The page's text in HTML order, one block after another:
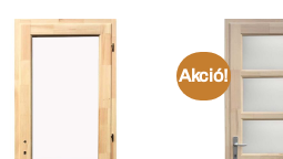
Akció!